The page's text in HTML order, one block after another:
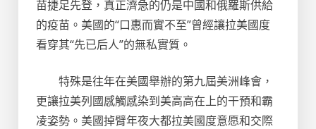
苗捷足先登，真正濟急的仍是中國和俄羅斯供給
的疫苗。美國的“口惠而實不至”曾經讓拉美國度
看穿其“先已后人”的無私實質。
特殊是往年在美國舉辦的第九屆美洲峰會，
更讓拉美列國感觸感染到美高高在上的干預和霸
凌姿勢。美國掉臂年夜大都拉美國度意愿和交際